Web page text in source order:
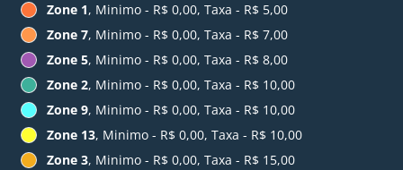
Zone 1, Minimo - R$ 0,00, Taxa - R$ 5,00
Zone 7, Minimo - R$ 0,00, Taxa - R$ 7,00
Zone 5, Minimo - R$ 0,00, Taxa - R$ 8,00
Zone 2, Minimo - R$ 0,00, Taxa - R$ 10,00
Zone 9, Minimo - R$ 0,00, Taxa - R$ 10,00
Zone 13, Minimo - R$ 0,00, Taxa - R$ 10,00
Zone 3, Minimo - R$ 0,00, Taxa - R$ 15,00